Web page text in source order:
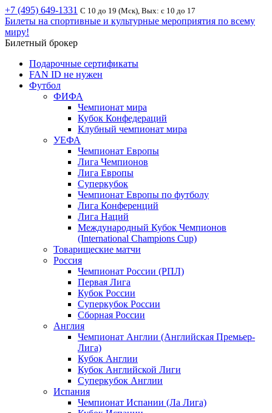
+7 (495) 649-1331 С 10 до 19 (Мск), Вых: с 10 до 17
Билеты на спортивные и культурные мероприятия по всему
миру!
Билетный брокер
Подарочные сертификаты
FAN ID не нужен
Футбол
ФИФА
Чемпионат мира
Кубок Конфедераций
Клубный чемпионат мира
УЕФА
Чемпионат Европы
Лига Чемпионов
Лига Европы
Суперкубок
Чемпионат Европы по футболу
Лига Конференций
Лига Наций
Международный Кубок Чемпионов
(International Champions Cup)
Товарищеские матчи
Россия
Чемпионат России (РПЛ)
Первая Лига
Кубок России
Суперкубок России
Сборная России
Англия
Чемпионат Англии (Английская Премьер-
Лига)
Кубок Англии
Кубок Английской Лиги
Суперкубок Англии
Испания
Чемпионат Испании (Ла Лига)